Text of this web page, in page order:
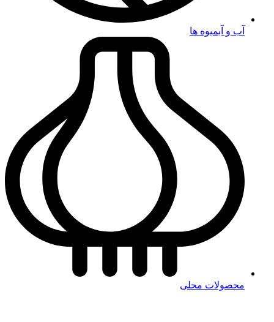
آب و آبمیوه ها
محصولات محلی